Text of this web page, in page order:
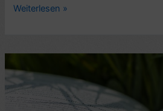
Krimikritik:
von
(1968)
Weiterlesen »